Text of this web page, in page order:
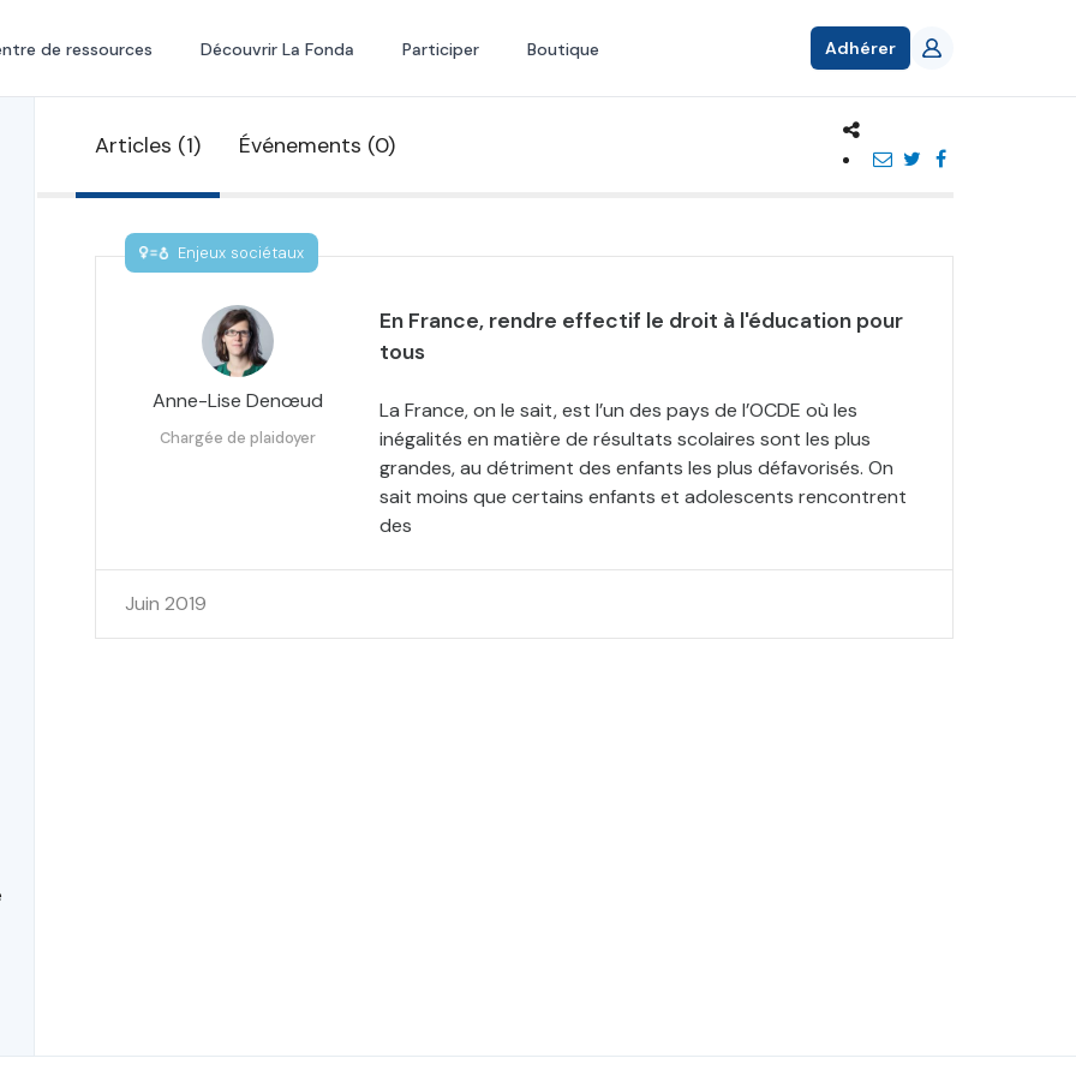
de ressources Découvrir La Fonda Participer Boutique Adhérer
Articles (1) Événements (0)
Enjeux sociétaux
Anne-Lise Denœud
Chargée de plaidoyer
En France, rendre effectif le droit à l'éducation pour
tous
La France, on le sait, est l’un des pays de l’OCDE où les
inégalités en matière de résultats scolaires sont les plus
grandes, au détriment des enfants les plus défavorisés. On
sait moins que certains enfants et adolescents rencontrent
des
Juin 2019